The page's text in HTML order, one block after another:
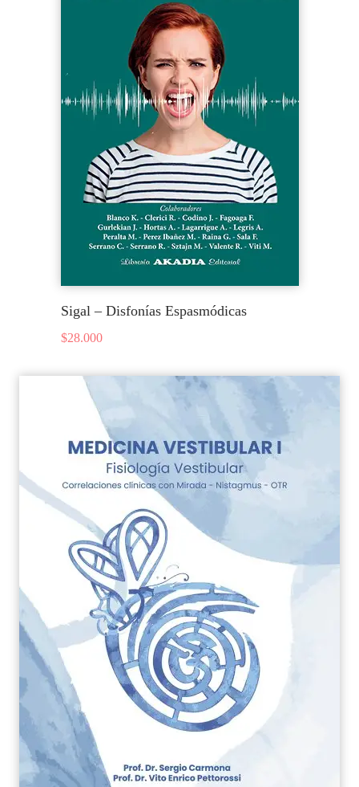
Sigal – Disfonías Espasmódicas
$28.000